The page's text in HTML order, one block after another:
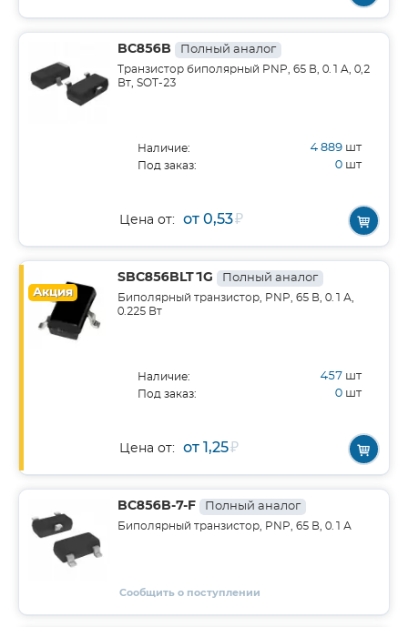
BC856B Полный аналог
Транзистор биполярный PNP, 65 В, 0.1 A, 0,2
Вт, SOT-23
Наличие: 4 889 шт
Под заказ: 0 шт
Цена от: от 0,53₽
Акция
SBC856BLT1G Полный аналог
Биполярный транзистор, PNP, 65 В, 0.1 А,
0.225 Вт
Наличие: 457 шт
Под заказ: 0 шт
Цена от: от 1,25₽
BC856B-7-F Полный аналог
Биполярный транзистор, PNP, 65 В, 0.1 А
Сообщить о поступлении